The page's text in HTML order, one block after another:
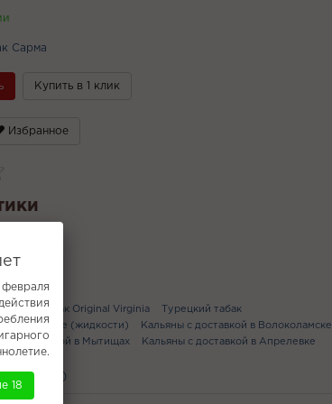
Сарма
Купить в 1 клик
Избранное
Aqua Табак Original Virginia
Турецкий табак
Не сладкие (жидкости)
Кальяны с доставкой в Волоколамске
с доставкой в Мытищах Кальяны с доставкой в Апрелевке
Отзывы (0)
18